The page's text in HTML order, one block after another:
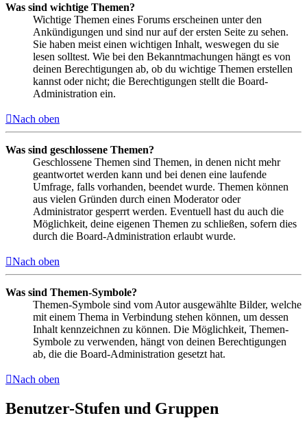
Was sind wichtige Themen?
Wichtige Themen eines Forums erscheinen unter den
Ankündigungen und sind nur auf der ersten Seite zu sehen.
Sie haben meist einen wichtigen Inhalt, weswegen du sie
lesen solltest. Wie bei den Bekanntmachungen hängt es von
deinen Berechtigungen ab, ob du wichtige Themen erstellen
kannst oder nicht; die Berechtigungen stellt die Board-
Administration ein.
Nach oben
Was sind geschlossene Themen?
Geschlossene Themen sind Themen, in denen nicht mehr
geantwortet werden kann und bei denen eine laufende
Umfrage, falls vorhanden, beendet wurde. Themen können
aus vielen Gründen durch einen Moderator oder
Administrator gesperrt werden. Eventuell hast du auch die
Möglichkeit, deine eigenen Themen zu schließen, sofern dies
durch die Board-Administration erlaubt wurde.
Nach oben
Was sind Themen-Symbole?
Themen-Symbole sind vom Autor ausgewählte Bilder, welche
mit einem Thema in Verbindung stehen können, um dessen
Inhalt kennzeichnen zu können. Die Möglichkeit, Themen-
Symbole zu verwenden, hängt von deinen Berechtigungen
ab, die die Board-Administration gesetzt hat.
Nach oben
Benutzer-Stufen und Gruppen